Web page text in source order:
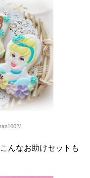
んなお助けセットも